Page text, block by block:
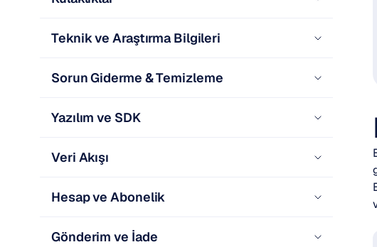
Teknik ve Araştırma Bilgileri
Sorun Giderme & Temizleme
Yazılım ve SDK
Veri Akışı
Hesap ve Abonelik
Gönderim ve İade